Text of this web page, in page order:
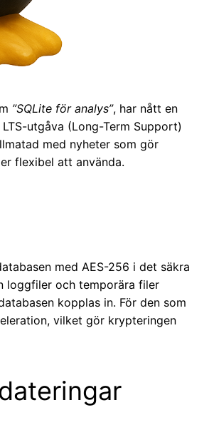
”SQLite för analys”, har nått en
utgåva (Long-Term Support)
med nyheter som gör
flexibel att använda.
med AES-256 i det säkra
loggfiler och temporära filer
kopplas in. För den som
vilket gör krypteringen